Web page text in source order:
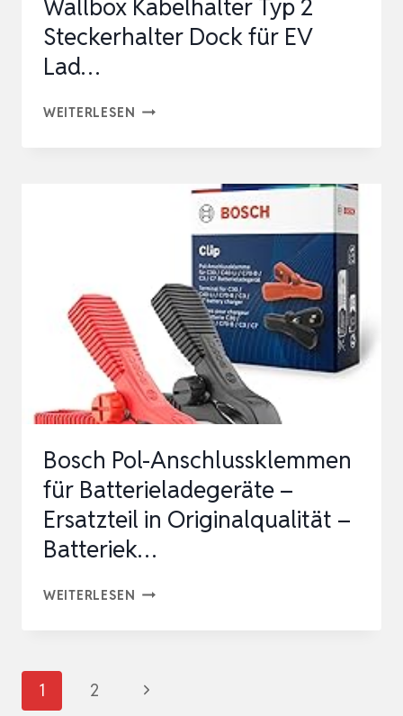
WV
CL…
Wallbox Kabelhalter Typ 2
Steckerhalter Dock für EV
Lad…
WEITERLESEN TYP
LADEKABEL
WANDHALTER
WALLBOX
KABELHALTER
TYP
STECKERHALTER
DOCK
FÜR
LAD…
Bosch Pol-Anschlussklemmen
für Batterieladegeräte –
Ersatzteil in Originalqualität –
Batteriek…
WEITERLESEN BOSCH
BATTERIELADEGERÄTE
Seitennavigation
1 2
Nächste